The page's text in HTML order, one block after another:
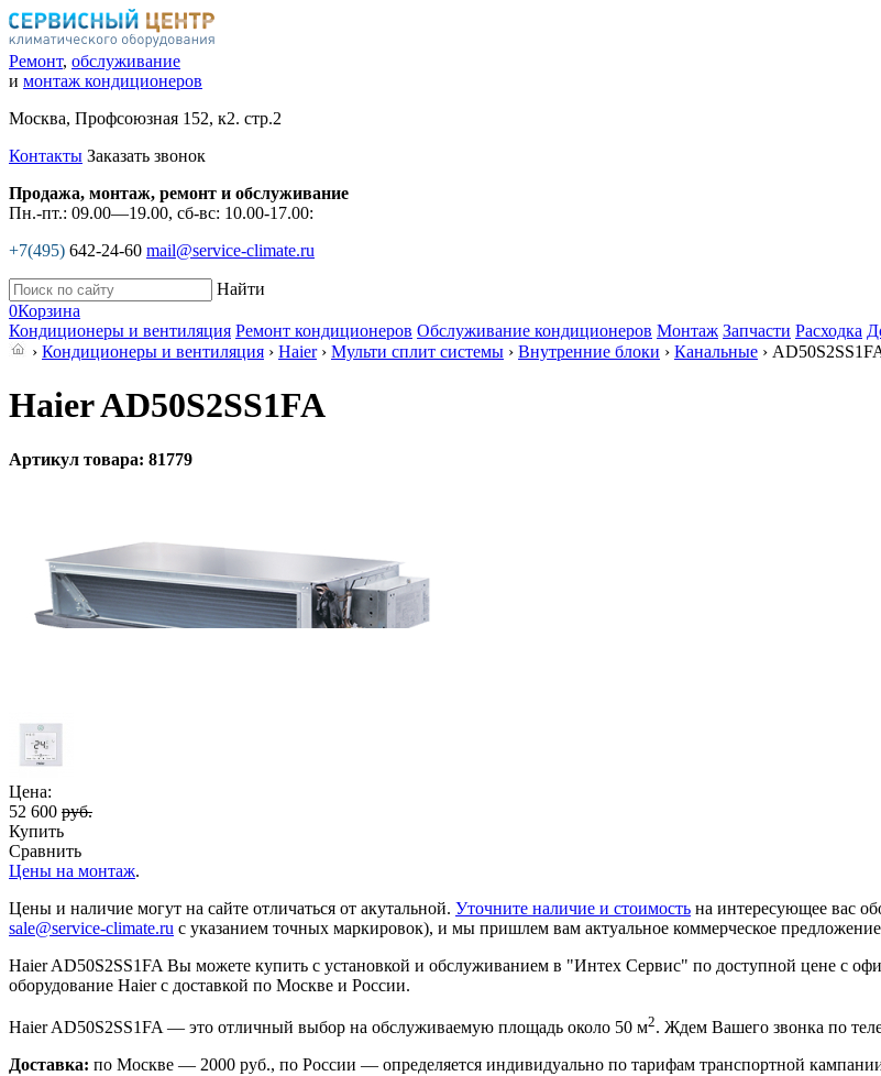
Ремонт, обслуживание
и монтаж кондиционеров
Москва, Профсоюзная 152, к2. стр.2
Контакты Заказать звонок
Продажа, монтаж, ремонт и обслуживание
Пн.-пт.: 09.00—19.00, сб-вс: 10.00-17.00:
+7(495) 642-24-60 mail@service-climate.ru
Найти
0Корзина
Кондиционеры и вентиляция Ремонт кондиционеров Обслуживание кондиционеров Монтаж Запчасти Расходка
› Кондиционеры и вентиляция › Haier› Мульти сплит системы › Внутренние блоки › Канальные ›
Haier AD50S2SS1FA
Артикул товара: 81779
Цена:
52 600 руб.
Купить
Сравнить
Цены на монтаж.
Цены и наличие могут на сайте отличаться от акутальной. Уточните наличие и стоимость на интересующее вас
sale@service-climate.ru с указанием точных маркировок), и мы пришлем вам актуальное коммерческое
Haier AD50S2SS1FA Вы можете купить с установкой и обслуживанием в "Интех Сервис" по доступной цене с
оборудование Haier с доставкой по Москве и России.
Haier AD50S2SS1FA — это отличный выбор на обслуживаемую площадь около 50 м2. Ждем Вашего звонка по
Доставка: по Москве — 2000 руб., по России — определяется индивидуально по тарифам транспортной